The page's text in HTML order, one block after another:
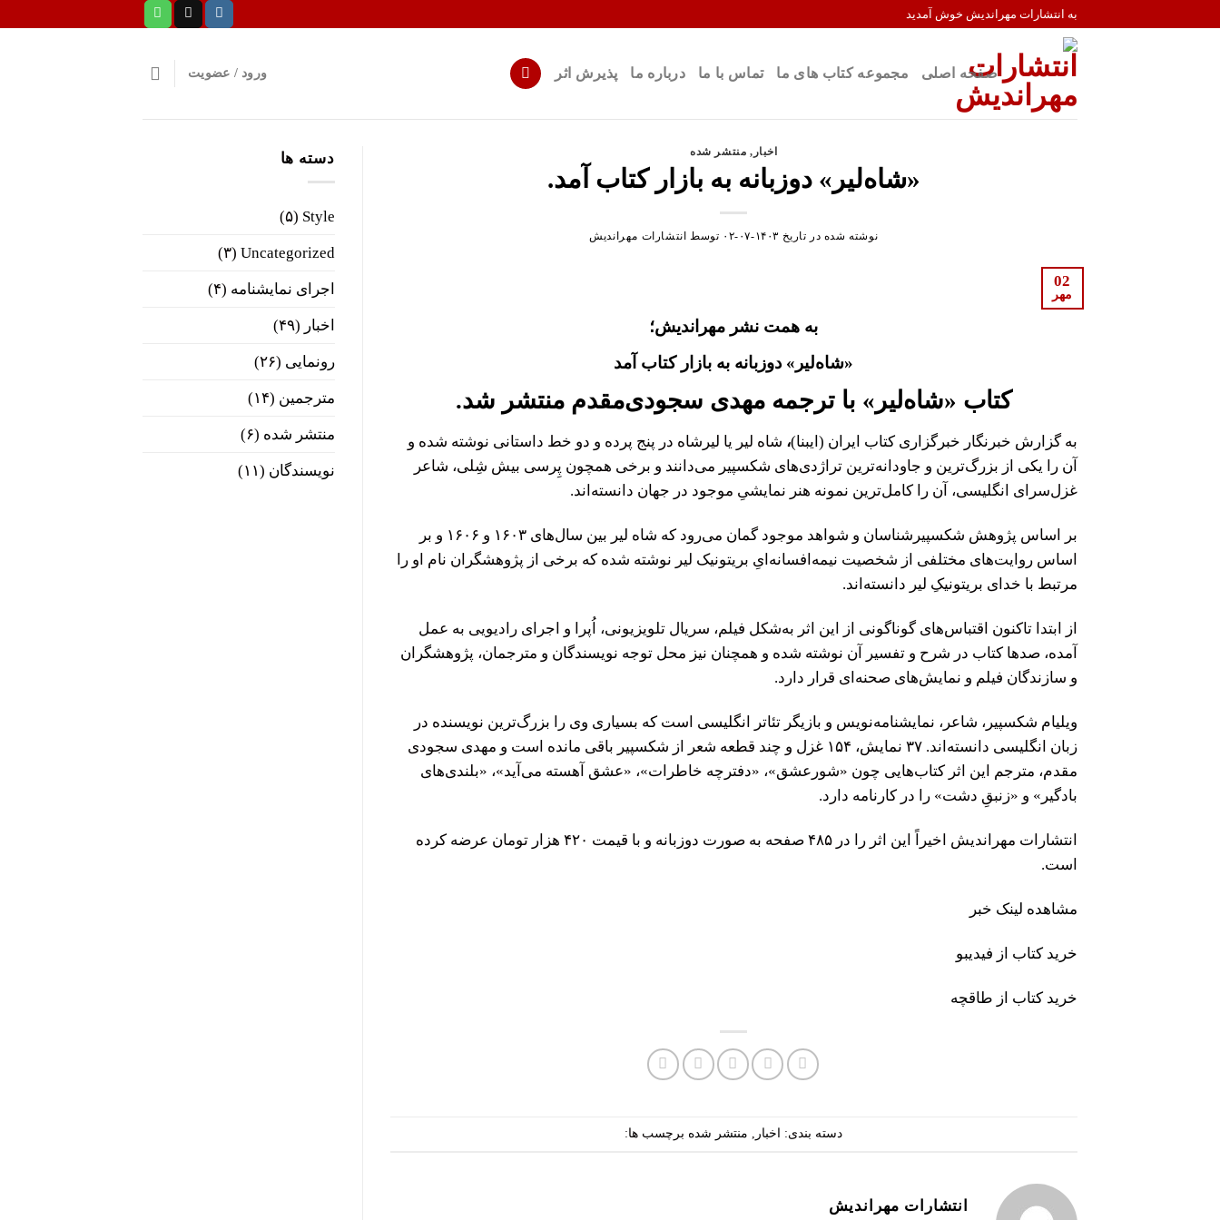
به انتشارات مهراندیش خوش آمدید
صفحه اصلی مجموعه کتاب های ما تماس با ما درباره ما پذیرش اثر ورود / عضویت
اخبار , منتشر شده
«شاه‌لیر» دوزبانه به بازار کتاب آمد.
نوشته شده در تاریخ ۱۴۰۳-۰۷-۰۲ توسط انتشارات مهراندیش
02
مهر
به همت نشر مهراندیش؛
«شاه‌لیر » دوزبانه به بازار کتاب آمد
کتاب «شاه‌لیر » با ترجمه مهدی سجودی‌مقدم منتشر شد.
به گزارش خبرنگار خبرگزاری کتاب ایران (ایبنا)، شاه لیر یا لیرشاه در پنج پرده و دو خط داستانی نوشته شده و
آن را یکی از بزرگ‌ترین و جاودانه‌ترین تراژدی‌های شکسپیر می‌دانند و برخی همچون پِرسی بیش شِلی، شاعر
غزل‌سرای انگلیسی، آن را کامل‌ترین نمونه هنر نمایشیِ موجود در جهان دانسته‌اند.
بر اساس پژوهش شکسپیرشناسان و شواهد موجود گمان می‌رود که شاه لیر بین سال‌های ۱۶۰۳ و ۱۶۰۶ و بر
اساس روایت‌های مختلفی از شخصیت نیمه‌افسانه‌ایِ بریتونیک لیر نوشته شده که برخی از پژوهشگران نام او را
مرتبط با خدای بریتونیکِ لیر دانسته‌اند.
از ابتدا تاکنون اقتباس‌های گوناگونی از این اثر به‌شکل فیلم، سریال تلویزیونی، اُپرا و اجرای رادیویی به عمل
آمده، صدها کتاب در شرح و تفسیر آن نوشته شده و همچنان نیز محل توجه نویسندگان و مترجمان، پژوهشگران
و سازندگان فیلم و نمایش‌های صحنه‌ای قرار دارد.
ویلیام شکسپیر، شاعر، نمایشنامه‌نویس و بازیگر تئاتر انگلیسی است که بسیاری وی را بزرگ‌ترین نویسنده در
زبان انگلیسی دانسته‌اند. ۳۷ نمایش، ۱۵۴ غزل و چند قطعه شعر از شکسپیر باقی مانده است و مهدی سجودی
مقدم، مترجم این اثر کتاب‌هایی چون «شورعشق»، «دفترچه خاطرات»، «عشق آهسته می‌آید»، «بلندی‌های
بادگیر» و «زنبقِ دشت» را در کارنامه دارد.
انتشارات مهراندیش اخیراً این اثر را در ۴۸۵ صفحه به صورت دوزبانه و با قیمت ۴۲۰ هزار تومان عرضه کرده
است.
مشاهده لینک خبر
خرید کتاب از فیدیبو
خرید کتاب از طاقچه
دسته بندی: اخبار منتشر شده برچسب ها:
انتشارات مهراندیش
دسته ها
Style (۵)
Uncategorized (۳)
اجرای نمایشنامه (۴)
اخبار (۴۹)
رونمایی (۲۶)
مترجمین (۱۴)
منتشر شده (۶)
نویسندگان (۱۱)